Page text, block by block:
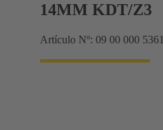
14MM KDT/Z3
Artículo Nº: 09 00 000 5361